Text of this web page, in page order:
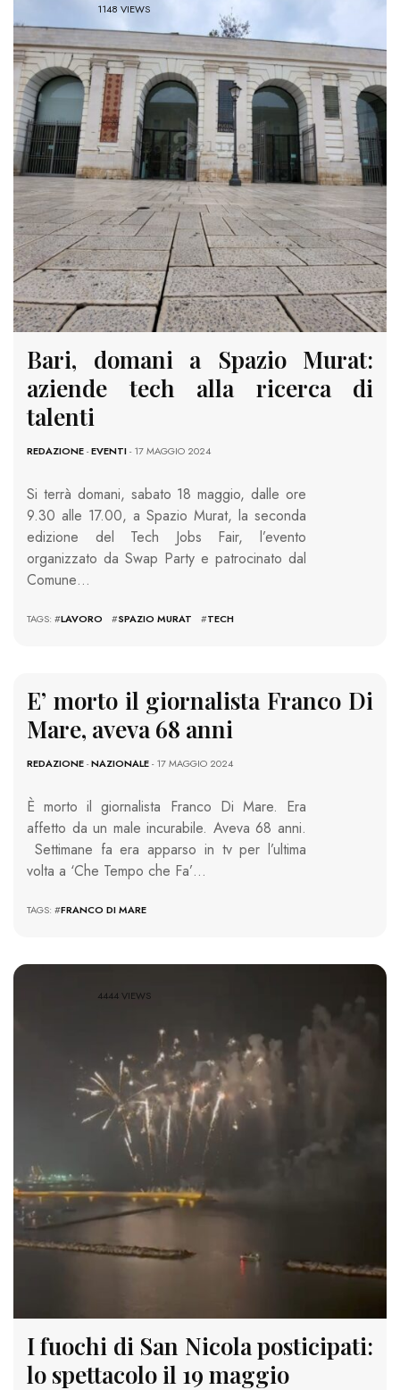
1148 VIEWS
Bari, domani a Spazio Murat:
aziende tech alla ricerca di
talenti
REDAZIONE-EVENTI- 17 MAGGIO 2024
Si terrà domani, sabato 18 maggio, dalle ore
9.30 alle 17.00, a Spazio Murat, la seconda
edizione del Tech Jobs Fair, l’evento
organizzato da Swap Party e patrocinato dal
Comune…
TAGS: #LAVORO #SPAZIO MURAT #TECH
E’ morto il giornalista Franco Di
Mare, aveva 68 anni
REDAZIONE-NAZIONALE- 17 MAGGIO 2024
È morto il giornalista Franco Di Mare. Era
affetto da un male incurabile. Aveva 68 anni.
Settimane fa era apparso in tv per l’ultima
volta a ‘Che Tempo che Fa’…
TAGS: #FRANCO DI MARE
4444 VIEWS
I fuochi di San Nicola posticipati:
lo spettacolo il 19 maggio